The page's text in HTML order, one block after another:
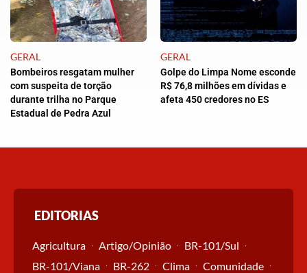
GERAL
Bombeiros resgatam mulher
com suspeita de torção
durante trilha no Parque
Estadual de Pedra Azul
GERAL
Golpe do Limpa Nome esconde
R$ 76,8 milhões em dívidas e
afeta 450 credores no ES
EDITORIAS
Agricultura Artigo/Opinião
BR-101/Sul
BR-101/Viana
BR-262 Clima
Comunidade